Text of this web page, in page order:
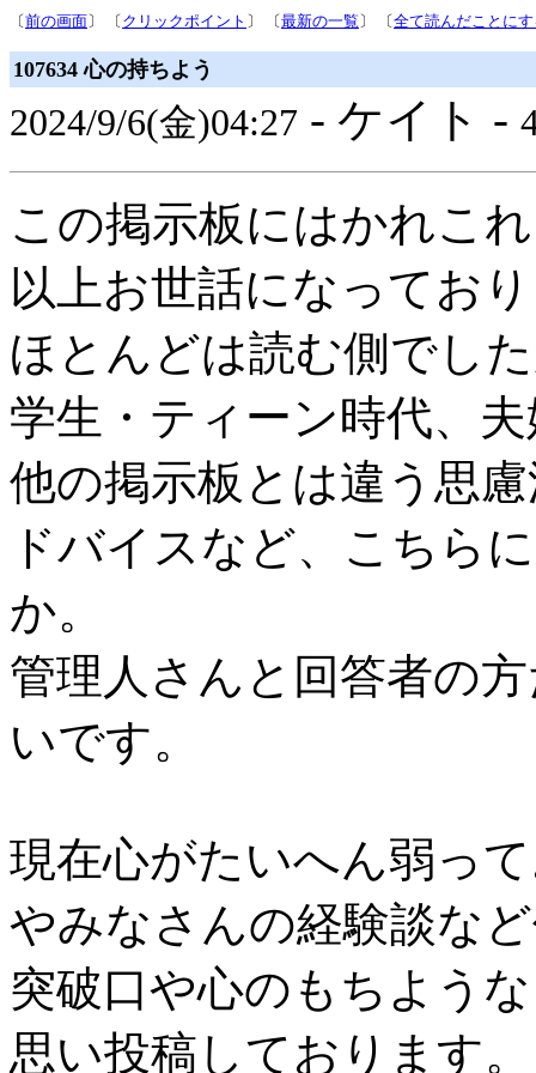
〔前の画面〕 〔 クリックポイント 〕 〔最新の一覧 〕 〔全て読んだことに
107634 心の持ちよう
2024/9/6(金)04:27 - ケイト -
この掲示板にはかれこ
以上お世話になってお
ほとんどは読む側でし
学生・ティーン時代、
他の掲示板とは違う思
ドバイスなど、こちら
か。
管理人さんと回答者の
いです。
現在心がたいへん弱っ
やみなさんの経験談な
突破口や心のもちよう
思い投稿しております。